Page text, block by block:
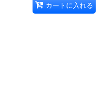
カートに入れる